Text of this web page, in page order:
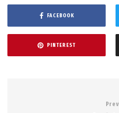
FACEBOOK
PINTEREST